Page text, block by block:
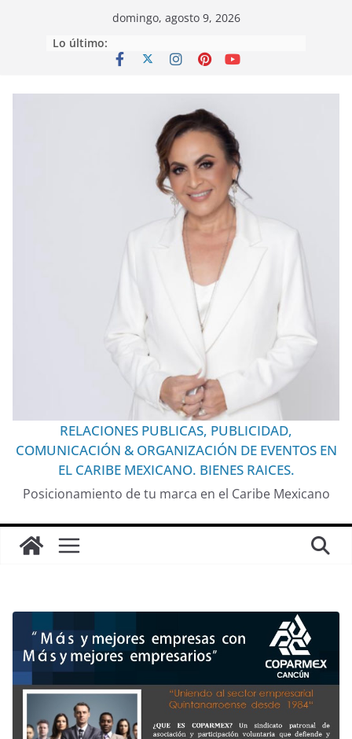
domingo, agosto 9, 2026
Lo último:
RELACIONES PUBLICAS, PUBLICIDAD,
COMUNICACIÓN & ORGANIZACIÓN DE EVENTOS EN
EL CARIBE MEXICANO. BIENES RAICES.
Posicionamiento de tu marca en el Caribe Mexicano